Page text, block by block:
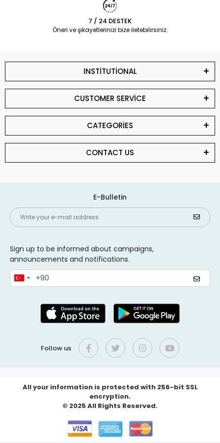
7 / 24 DESTEK
Öneri ve şikayetlerinizi bize iletebilirsiniz.
INSTİTUTİONAL
CUSTOMER SERVİCE
CATEGORİES
CONTACT US
E-Bulletin
Sign up to be informed about campaigns,
announcements and notifications.
Follow us
All your information is protected with 256-bit SSL
encryption.
© 2025 All Rights Reserved.